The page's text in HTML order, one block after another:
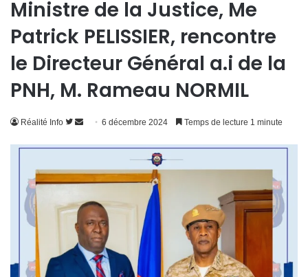
Ministre de la Justice, Me
Patrick PELISSIER, rencontre
le Directeur Général a.i de la
PNH, M. Rameau NORMIL
Réalité Info
Suivre
Envoyer6 décembre 2024 Temps de lecture 1 minute